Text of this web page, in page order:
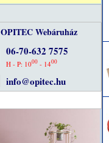
OPITEC Webáruház
06-70-632 7575
H - P: 1000- 1400
info@opitec.hu